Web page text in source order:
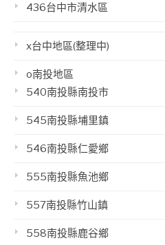
436台中市清水區
x台中地區(整理中)
o南投地區
540南投縣南投市
545南投縣埔里鎮
546南投縣仁愛鄉
555南投縣魚池鄉
557南投縣竹山鎮
558南投縣鹿谷鄉